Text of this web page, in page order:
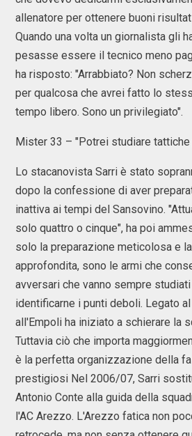
allenatore per ottenere buoni
Quando una volta un giornalista gli
pesasse essere il tecnico meno
ha risposto: "Arrabbiato? Non
per qualcosa che avrei fatto lo
tempo libero. Sono un privilegiato".
Mister 33 – "Potrei studiare tattiche
Lo stacanovista Sarri è stato
dopo la confessione di aver
inattiva ai tempi del Sansovino.
solo quattro o cinque", ha poi
solo la preparazione meticolosa e
approfondita, sono le armi che
avversari che vanno sempre
identificarne i punti deboli. Legato
all'Empoli ha iniziato a schierare la
Tuttavia ciò che importa
è la perfetta organizzazione della
prestigiosi Nel 2006/07, Sarri
Antonio Conte alla guida della
l'AC Arezzo. L'Arezzo fatica non